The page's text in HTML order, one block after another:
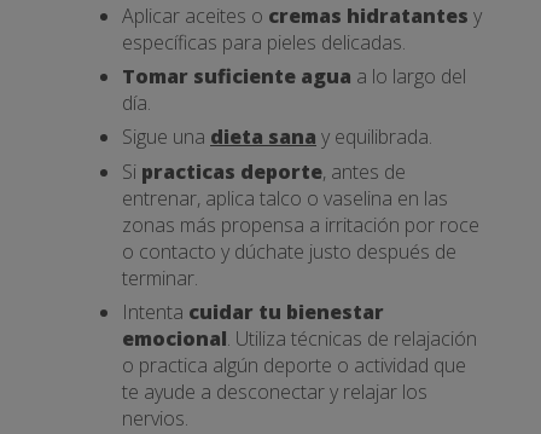
Aplicar aceites o cremas hidratantes y
específicas para pieles delicadas.
Tomar suficiente agua a lo largo del
día.
Sigue una dieta sana y equilibrada.
Si practicas deporte, antes de
entrenar, aplica talco o vaselina en las
zonas más propensa a irritación por roce
o contacto y dúchate justo después de
terminar.
Intenta cuidar tu bienestar
emocional. Utiliza técnicas de relajación
o practica algún deporte o actividad que
te ayude a desconectar y relajar los
nervios.